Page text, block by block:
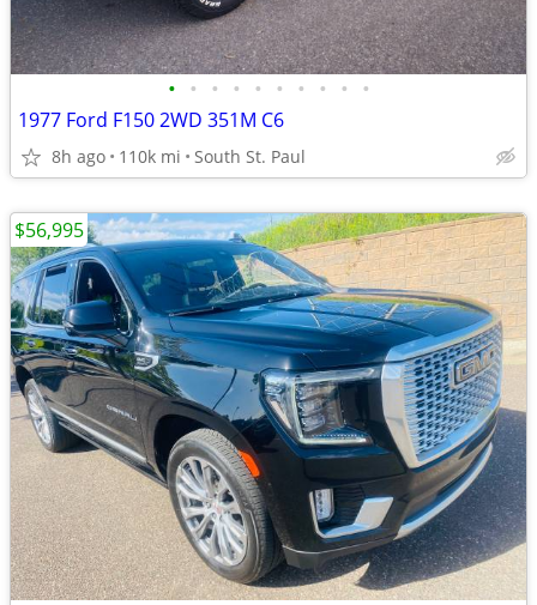
• • • • • • • • • •
1977 Ford F150 2WD 351M C6
8h ago 110k mi South St. Paul
$56,995